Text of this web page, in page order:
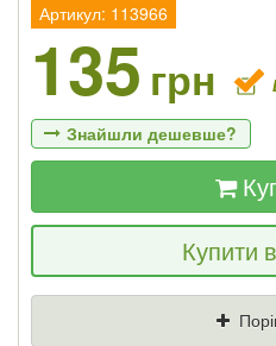
Артикул: 113966
135 грн
Знайшли дешевше?
Якщо Ви знайдете
знизимо ціну іКупити